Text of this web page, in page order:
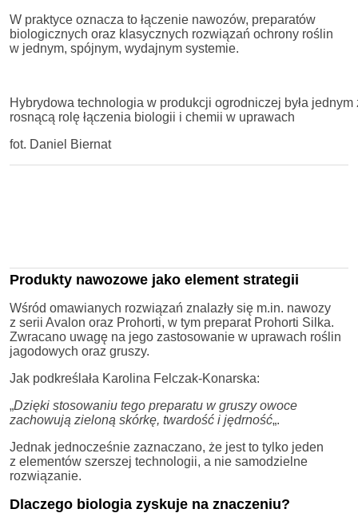
W praktyce oznacza to łączenie nawozów, preparatów
biologicznych oraz klasycznych rozwiązań ochrony roślin
w jednym, spójnym, wydajnym systemie.
Hybrydowa technologia w produkcji ogrodniczej była
rosnącą rolę łączenia biologii i chemii w uprawach
fot. Daniel Biernat
Produkty nawozowe jako element strategii
Wśród omawianych rozwiązań znalazły się m.in. nawozy
z serii Avalon oraz Prohorti, w tym preparat Prohorti Silka.
Zwracano uwagę na jego zastosowanie w uprawach roślin
jagodowych oraz gruszy.
Jak podkreślała Karolina Felczak-Konarska:
„Dzięki stosowaniu tego preparatu w gruszy owoce
zachowują zieloną skórkę, twardość i jędrność„.
Jednak jednocześnie zaznaczano, że jest to tylko jeden
z elementów szerszej technologii, a nie samodzielne
rozwiązanie.
Dlaczego biologia zyskuje na znaczeniu?